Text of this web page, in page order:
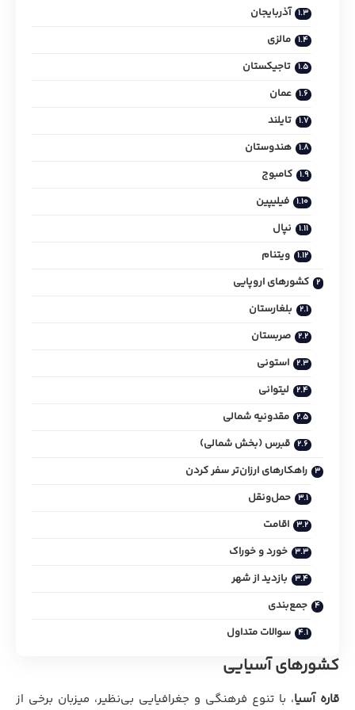
آذربایجان
مالزی
تاجیکستان
عمان
تایلند
هندوستان
کامبوج
فیلیپین
نپال
ویتنام
کشورهای اروپایی
بلغارستان
صربستان
استونی
لیتوانی
مقدونیه شمالی
قبرس (بخش شمالی)
راهکارهای ارزان‌تر سفر کردن
حمل‌ونقل
اقامت
خورد و خوراک
بازدید از شهر
جمع‌بندی
سوالات متداول
کشورهای آسیایی
قاره آسیا، با تنوع فرهنگی و جغرافیایی بی‌نظیر، میزبان برخی از